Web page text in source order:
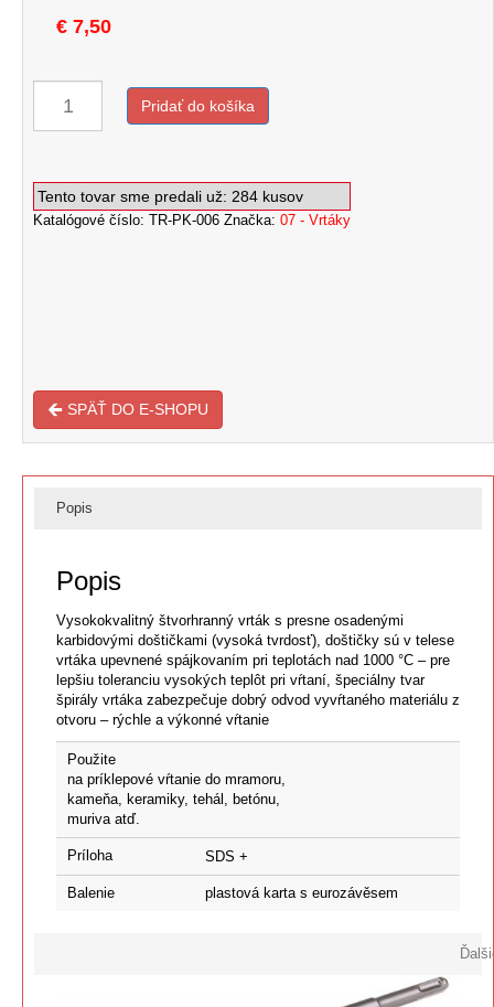
€ 7,50
Pridať do košíka
Vrták
Ø
14
mm)
Tento tovar sme predali už: 284 kusov
Katalógové číslo:TR-PK-006 Značka:07 - Vrtáky
SPÄŤ DO E-SHOPU
Popis
Popis
Vysokokvalitný štvorhranný vrták s presne osadenými
karbidovými doštičkami (vysoká tvrdosť), doštičky sú v telese
vrtáka upevnené spájkovaním pri teplotách nad 1000 °C – pre
lepšiu toleranciu vysokých teplôt pri vŕtaní, špeciálny tvar
špirály vrtáka zabezpečuje dobrý odvod vyvŕtaného materiálu z
otvoru – rýchle a výkonné vŕtanie
Použite
na príklepové vŕtanie do mramoru,
kameňa, keramiky, tehál, betónu,
muriva atď.
Príloha SDS +
Balenie plastová karta s eurozávěsem